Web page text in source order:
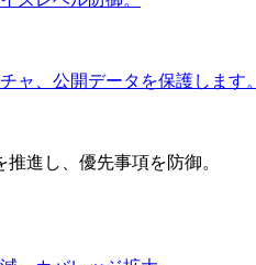
ャ、公開データを保護します。
進し、優先事項を防御。